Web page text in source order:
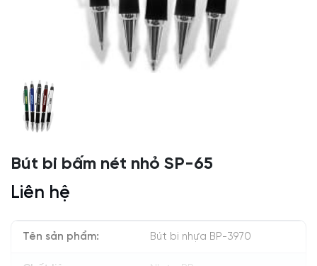
Bút bi bấm nét nhỏ SP-65
Liên hệ
Tên sản phẩm: Bút bi nhựa BP-3970